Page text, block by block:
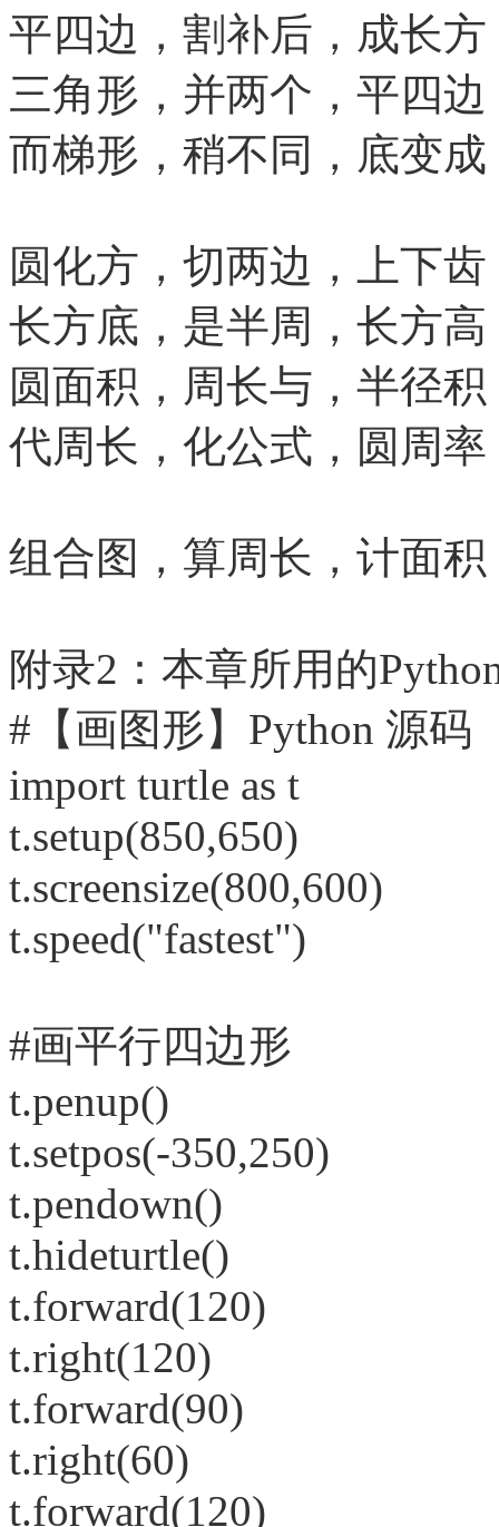
平四边，割补后，成长
三角形，并两个，平四
而梯形，稍不同，底变
圆化方，切两边，上下
长方底，是半周，长方
圆面积，周长与，半径
代周长，化公式，圆周
组合图，算周长，计面
附录2：本章所用的
#【画图形】Python 源码
import turtle as t
t.setup(850,650)
t.screensize(800,600)
t.speed("fastest")
#画平行四边形
t.penup()
t.setpos(-350,250)
t.pendown()
t.hideturtle()
t.forward(120)
t.right(120)
t.forward(90)
t.right(60)
t.forward(120)